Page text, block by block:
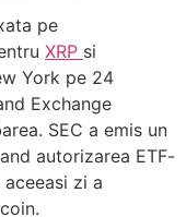
pe
XRP si
York pe 24
Exchange
SEC a emis un
autorizarea ETF-
zi a